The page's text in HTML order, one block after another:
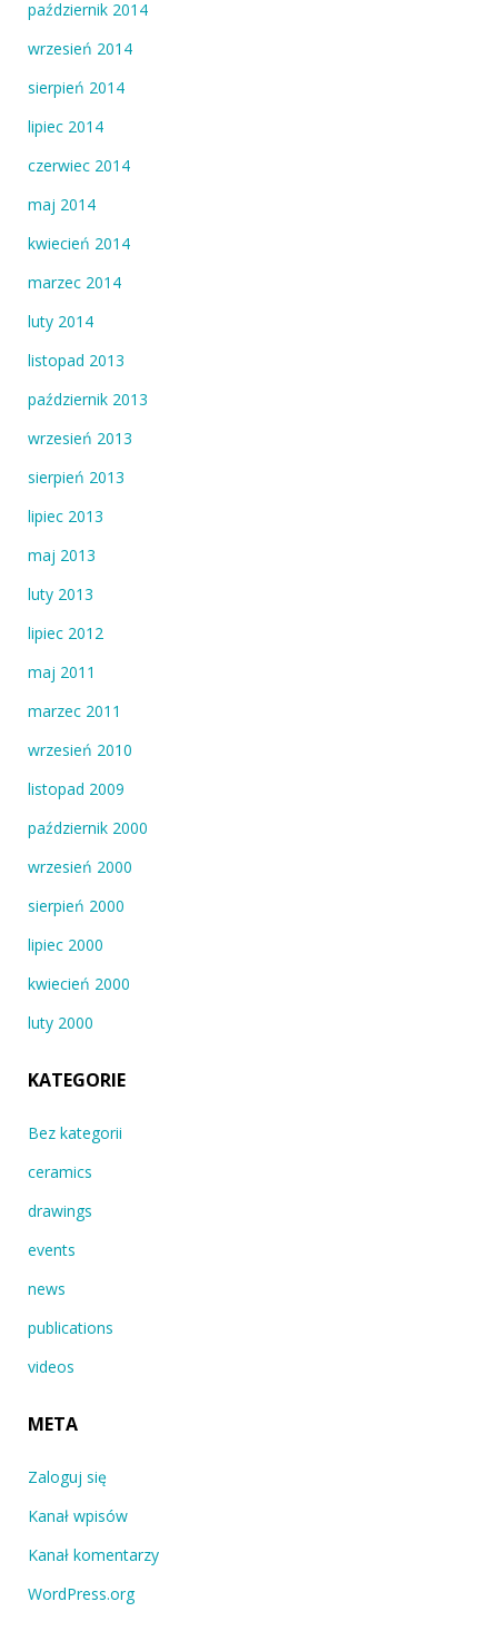
październik 2014
wrzesień 2014
sierpień 2014
lipiec 2014
czerwiec 2014
maj 2014
kwiecień 2014
marzec 2014
luty 2014
listopad 2013
październik 2013
wrzesień 2013
sierpień 2013
lipiec 2013
maj 2013
luty 2013
lipiec 2012
maj 2011
marzec 2011
wrzesień 2010
listopad 2009
październik 2000
wrzesień 2000
sierpień 2000
lipiec 2000
kwiecień 2000
luty 2000
KATEGORIE
Bez kategorii
ceramics
drawings
events
news
publications
videos
META
Zaloguj się
Kanał wpisów
Kanał komentarzy
WordPress.org